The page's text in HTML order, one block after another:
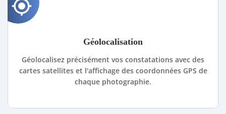
gps_fixed
Géolocalisation
Géolocalisez précisément vos constatations avec des
cartes satellites et l'affichage des coordonnées GPS de
chaque photographie.